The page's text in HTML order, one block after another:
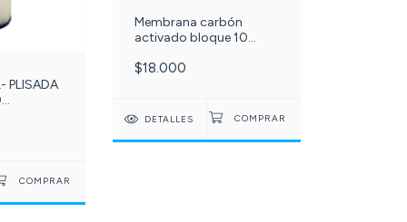
PLISADA
Membrana carbón
activado bloque 10
$18.000
DETALLES